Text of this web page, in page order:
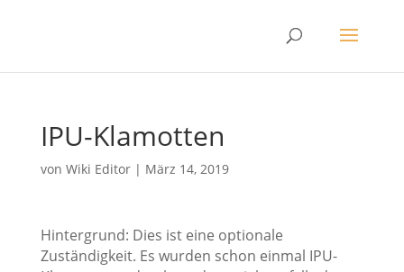
IPU-Klamotten
von Wiki Editor| März 14, 2019
Hintergrund: Dies ist eine optionale
Zuständigkeit. Es wurden schon einmal IPU-